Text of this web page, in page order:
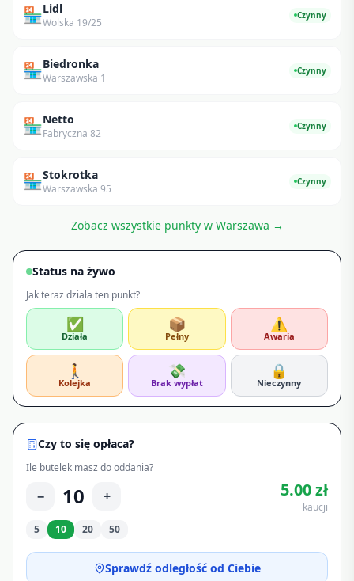
🏪Lidl
Wolska 19/25
Czynny
🏪Biedronka
Warszawska 1
Czynny
🏪Netto
Fabryczna 82
Czynny
🏪Stokrotka
Warszawska 95
Czynny
Zobacz wszystkie punkty w Warszawa →
Status na żywo
Jak teraz działa ten punkt?
✅
Działa
📦
Pełny
⚠️
Awaria
🚶
Kolejka
💸
Brak wypłat
🔒
Nieczynny
Czy to się opłaca?
Ile butelek masz do oddania?
− 10 + 5.00zł
kaucji
5
10 20 50
Sprawdź odległość od Ciebie